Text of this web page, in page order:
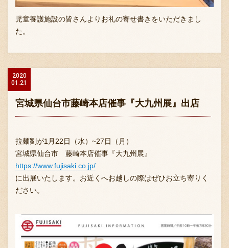
児童養護施設の皆さんよりお礼の寄せ書きをいただきまし
た。
2020
01.21
宮城県仙台市藤崎本店催事『大九州展』出店
拉麺劉が1月22日（水）~27日（月）
宮城県仙台市 藤崎本店催事『大九州展』
https://www.fujisaki.co.jp/
に出展いたします。お近くへお越しの際はぜひお立ち寄りく
ださい。